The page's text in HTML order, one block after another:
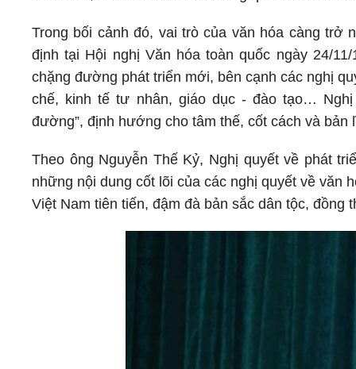
Trong bối cảnh đó, vai trò của văn hóa càng trở
định tại Hội nghị Văn hóa toàn quốc ngày 24/
chặng đường phát triển mới, bên cạnh các nghị
chế, kinh tế tư nhân, giáo dục - đào tạo…
đường”, định hướng cho tâm thế, cốt cách và
Theo ông Nguyễn Thế Kỷ, Nghị quyết về phát
những nội dung cốt lõi của các nghị quyết về văn
Việt Nam tiên tiến, đậm đà bản sắc dân tộc,